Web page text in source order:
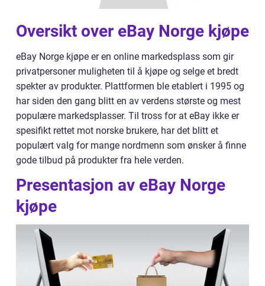
Oversikt over eBay Norge kjøpe
eBay Norge kjøpe er en online markedsplass som gir
privatpersoner muligheten til å kjøpe og selge et bredt
spekter av produkter. Plattformen ble etablert i 1995 og
har siden den gang blitt en av verdens største og mest
populære markedsplasser. Til tross for at eBay ikke er
spesifikt rettet mot norske brukere, har det blitt et
populært valg for mange nordmenn som ønsker å finne
gode tilbud på produkter fra hele verden.
Presentasjon av eBay Norge
kjøpe